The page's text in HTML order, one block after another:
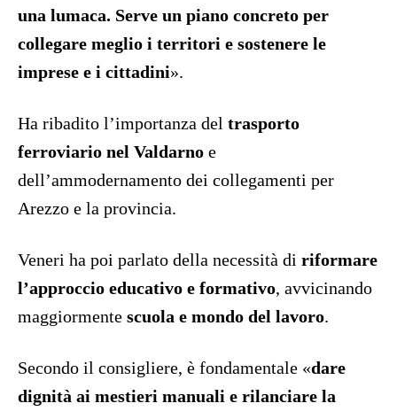
una lumaca. Serve un piano concreto per
collegare meglio i territori e sostenere le
imprese e i cittadini».
Ha ribadito l’importanza del trasporto
ferroviario nel Valdarno e
dell’ammodernamento dei collegamenti per
Arezzo e la provincia.
Veneri ha poi parlato della necessità di riformare
l’approccio educativo e formativo, avvicinando
maggiormente scuola e mondo del lavoro.
Secondo il consigliere, è fondamentale «dare
dignità ai mestieri manuali e rilanciare la